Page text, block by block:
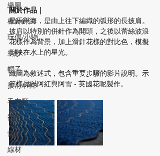
織圖
棒針針法
玩偶/小物
紡紗
帽子
披肩/圍巾
毛衣類
襪子
蕾絲
線材
關於作品｜
星辰與海，是由上往下編織的弧形的長披肩。
披肩以特別的併針作為開頭，之後以蕾絲波浪
花樣作為背景，加上滑針花樣的對比色，模擬
倒映在水上的星光。
織圖為敘述式，包含重要步驟的影片說明。示
範樣品以阿紅與阿雪 - 英國花呢製作。